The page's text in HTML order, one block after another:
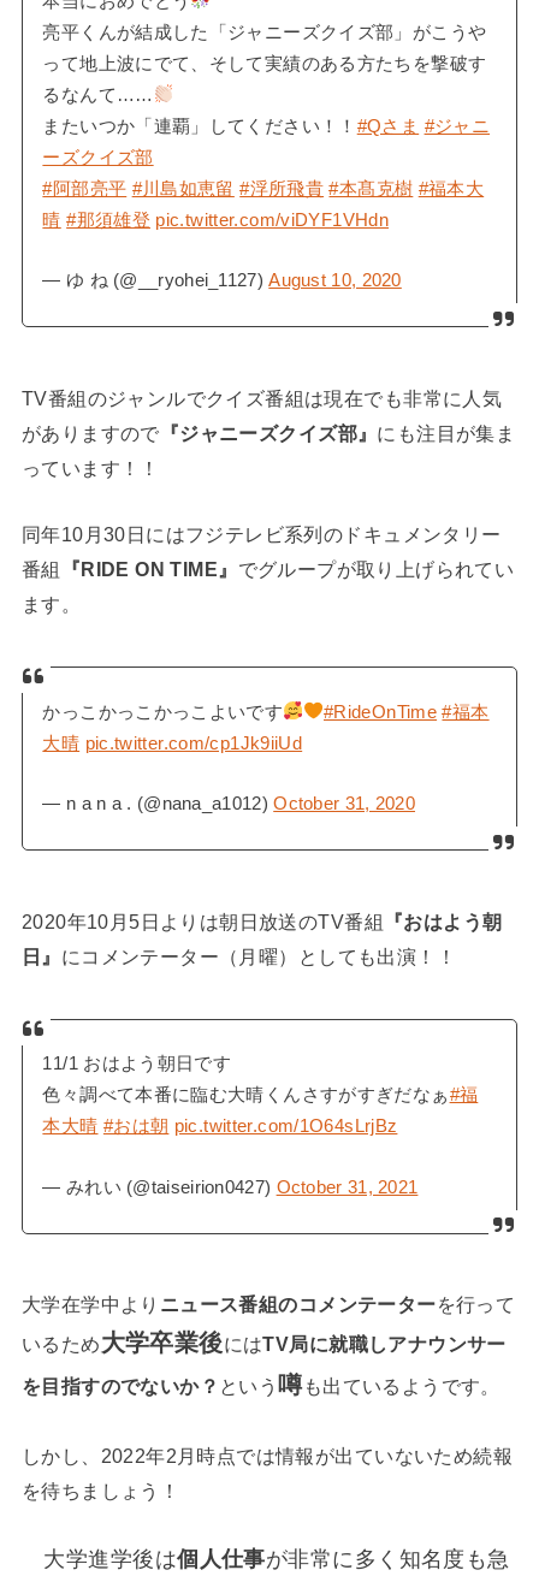
亮平くんが結成した「ジャニーズクイズ部」がこうや
って地上波にでて、そして実績のある方たちを撃破す
るなんて……
またいつか「連覇」してください！！ #Qさま #ジャニ
ーズクイズ部
#阿部亮平 #川島如恵留 #浮所飛貴 #本髙克樹 #福本大
晴 #那須雄登 pic.twitter.com/viDYF1VHdn
— ゆ ね (@__ryohei_1127)August 10, 2020
TV番組のジャンルでクイズ番組は現在でも非常に人気
がありますので 『ジャニーズクイズ部』 にも注目が集ま
っています！！
同年10月30日にはフジテレビ系列のドキュメンタリー
番組
『RIDE ON TIME』 でグループが取り上げられてい
ます。
かっこかっこかっこよいです #RideOnTime #福本
大晴 pic.twitter.com/cp1Jk9iiUd
— n a n a . (@nana_a1012)October 31, 2020
2020年10月5日よりは朝日放送のTV番組
『おはよう朝
日』 にコメンテーター（月曜）としても出演！！
11/1 おはよう朝日です
色々調べて本番に臨む大晴くんさすがすぎだなぁ#福
本大晴 #おは朝 pic.twitter.com/1O64sLrjBz
— みれい (@taiseirion0427) October 31, 2021
大学在学中より ニュース番組のコメンテーターを行って
いるため大学卒業後にはTV局に就職しアナウンサー
を目指すのでないか？ という 噂も出ているようです。
しかし、2022年2月時点では情報が出ていないため続報
を待ちましょう！
大学進学後は個人仕事が非常に多く知名度も急